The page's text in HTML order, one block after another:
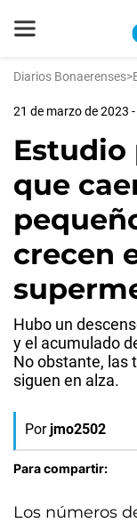
Diarios Bonaerenses>
21 de marzo de 2023
Estudio
que
crecen
Hubo un
y el acumulado
No obstante, las
siguen en alza.
Por jmo2502
Para compartir:
Los números